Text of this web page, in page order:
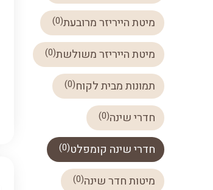
מיטת הייריזר מרובעת(
0
)
מיטת הייריזר משולשת(
0
)
תמונות מבית לקוח(
0
)
חדרי שינה(
0
)
חדרי שינה קומפלט(
0
)
מיטות חדר שינה(
0
)